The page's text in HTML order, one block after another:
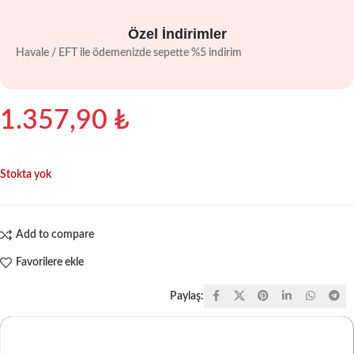
Özel İndirimler
Havale / EFT ile ödemenizde sepette %5 indirim
1.357,90 ₺
Stokta yok
Add to compare
Favorilere ekle
Paylaş: